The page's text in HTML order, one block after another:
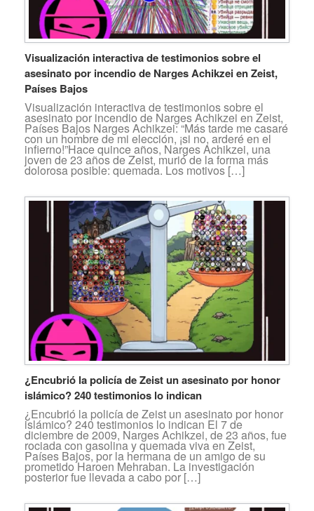
Visualización interactiva de testimonios sobre el
asesinato por incendio de Narges Achikzei en Zeist,
Países Bajos
Visualización interactiva de testimonios sobre el
asesinato por incendio de Narges Achikzei en Zeist,
Países Bajos Narges Achikzei: “Más tarde me casaré
con un hombre de mi elección, ¡si no, arderé en el
infierno!”Hace quince años, Narges Achikzei, una
joven de 23 años de Zeist, murió de la forma más
dolorosa posible: quemada. Los motivos […]
¿Encubrió la policía de Zeist un asesinato por honor
islámico? 240 testimonios lo indican
¿Encubrió la policía de Zeist un asesinato por honor
islámico? 240 testimonios lo indican El 7 de
diciembre de 2009, Narges Achikzei, de 23 años, fue
rociada con gasolina y quemada viva en Zeist,
Países Bajos, por la hermana de un amigo de su
prometido Haroen Mehraban. La investigación
posterior fue llevada a cabo por […]